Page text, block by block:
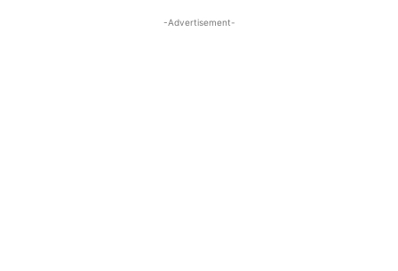
-Advertisement-